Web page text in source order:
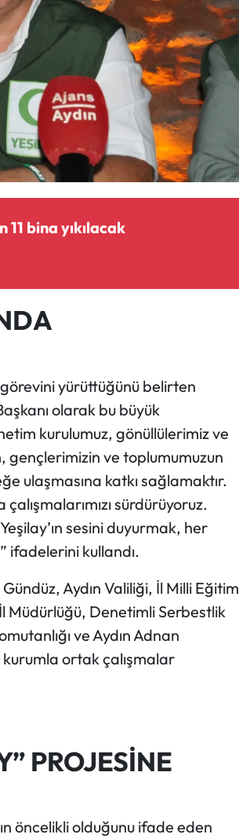
bina yıkılacak
görevini yürüttüğünü belirten
olarak bu büyük
kurulumuz, gönüllülerimiz ve
gençlerimizin ve toplumumuzun
ulaşmasına katkı sağlamaktır.
sürdürüyoruz.
sesini duyurmak, her
ifadelerini kullandı.
Aydın Valiliği, İl Milli Eğitim
Müdürlüğü, Denetimli Serbestlik
ve Aydın Adnan
ortak çalışmalar
PROJESİNE
öncelikli olduğunu ifade eden